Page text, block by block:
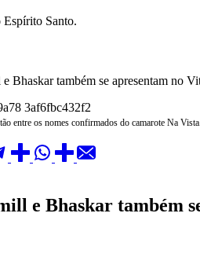
Santo.
Bhaskar também se apresentam no
entre os nomes confirmados do camarote Na
e Bhaskar também